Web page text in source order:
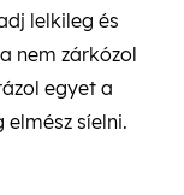
lelkileg és
nem zárkózol
egyet a
síelni.